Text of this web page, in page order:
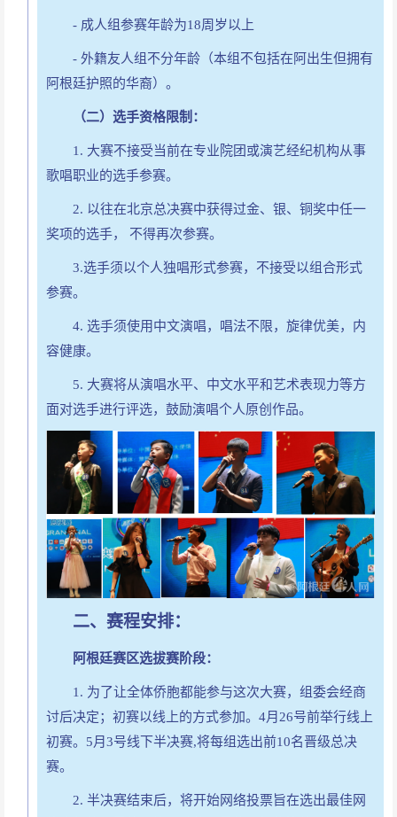
- 成人组参赛年龄为18周岁以上
- 外籍友人组不分年龄（本组不包括在阿出生但拥有
阿根廷护照的华裔）。
（二）选手资格限制：
1. 大赛不接受当前在专业院团或演艺经纪机构从事
歌唱职业的选手参赛。
2. 以往在北京总决赛中获得过金、银、铜奖中任一
奖项的选手， 不得再次参赛。
3.选手须以个人独唱形式参赛，不接受以组合形式
参赛。
4. 选手须使用中文演唱，唱法不限，旋律优美，内
容健康。
5. 大赛将从演唱水平、中文水平和艺术表现力等方
面对选手进行评选，鼓励演唱个人原创作品。
二、赛程安排：
阿根廷赛区选拔赛阶段：
1. 为了让全体侨胞都能参与这次大赛，组委会经商
讨后决定；初赛以线上的方式参加。4月26号前举行线上
初赛。5月3号线下半决赛,将每组选出前10名晋级总决
赛。
2. 半决赛结束后，将开始网络投票旨在选出最佳网